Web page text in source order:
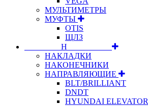
МУЛЬТИМЕТРЫ
МУФТЫ
OTIS
ЩЛЗ
⠀⠀⠀⠀⠀⠀Н⠀⠀⠀⠀⠀⠀⠀
НАКЛАДКИ
НАКОНЕЧНИКИ
НАПРАВЛЯЮЩИЕ
BLT/BRILLIANT
DNDT
HYUNDAI ELEVATOR